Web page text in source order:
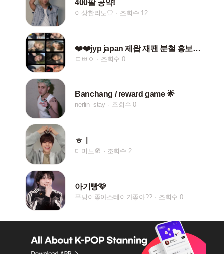
400팔 공약!
이상한리노♡ 조회수 12
❤️❤️jyp japan 제왑 재팬 분철 홍보❤️❤️
ㄷㅃㅇ 조회수 0
Banchang / reward game 🌟
nerlin_stay 조회수 0
ㅎㅣ
미미노🧭 조회수 2
아기빵🩷
푸딩이좋아스테이가좋아?? 조회수 0